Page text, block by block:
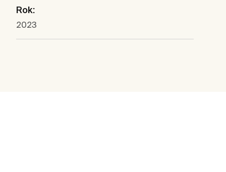
Rok:
2023